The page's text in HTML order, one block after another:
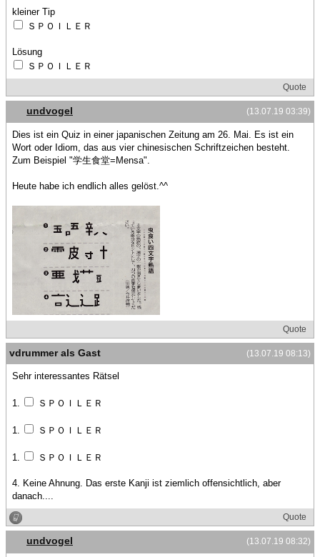
kleiner Tip
ＳＰＯＩＬＥＲ
Lösung
ＳＰＯＩＬＥＲ
Quote
(13.07.19 03:39)
undvogel
Dies ist ein Quiz in einer japanischen Zeitung am 26. Mai. Es ist ein
Wort oder Idiom, das aus vier chinesischen Schriftzeichen besteht.
Zum Beispiel "学生食堂=Mensa".
Heute habe ich endlich alles gelöst.^^
Quote
(13.07.19 08:13)
vdrummer als Gast
Sehr interessantes Rätsel
1. ＳＰＯＩＬＥＲ
1. ＳＰＯＩＬＥＲ
1. ＳＰＯＩＬＥＲ
4. Keine Ahnung. Das erste Kanji ist ziemlich offensichtlich, aber
danach....
Quote
(13.07.19 08:32)
undvogel